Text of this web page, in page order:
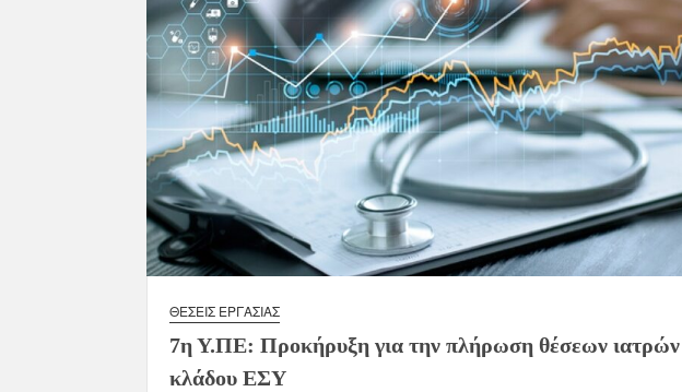
ΘΈΣΕΙΣ ΕΡΓΑΣΊΑΣ
7η Υ.ΠΕ: Προκήρυξη για την πλήρωση θέσεων ιατρών
κλάδου ΕΣΥ